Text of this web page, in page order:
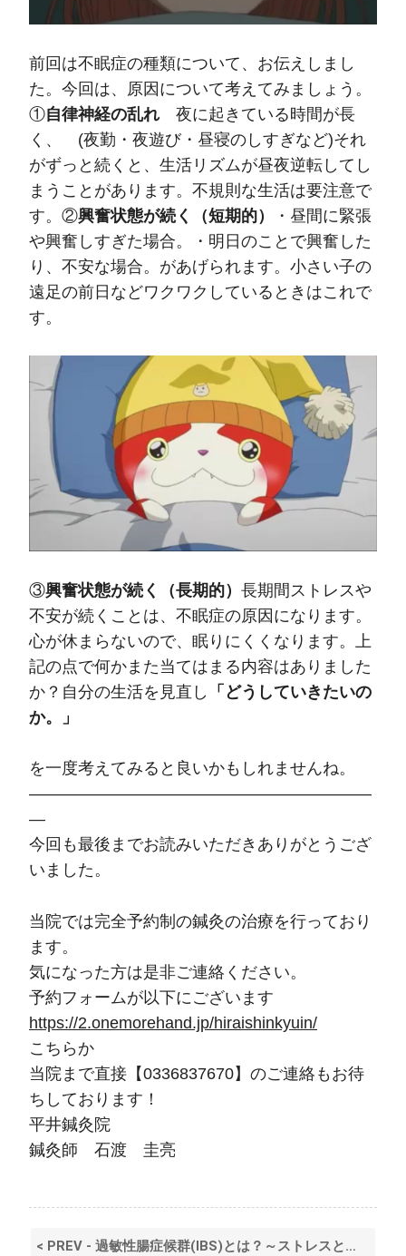
前回は不眠症の種類について、お伝えしまし
た。今回は、原因について考えてみましょう。
①自律神経の乱れ 夜に起きている時間が長
く、 (夜勤・夜遊び・昼寝のしすぎなど)それ
がずっと続くと、生活リズムが昼夜逆転してし
まうことがあります。不規則な生活は要注意で
す。②興奮状態が続く（短期的）
・昼間に緊張
や興奮しすぎた場合。・明日のことで興奮した
り、不安な場合。があげられます。小さい子の
遠足の前日などワクワクしているときはこれで
す。
③興奮状態が続く（長期的） 長期間ストレスや
不安が続くことは、不眠症の原因になります。
心が休まらないので、眠りにくくなります。上
記の点で何かまた当てはまる内容はありました
か？自分の生活を見直し
「どうしていきたいの
か。」
を一度考えてみると良いかもしれませんね。
—————————————————————
—
今回も最後までお読みいただきありがとうござ
いました。
当院では完全予約制の鍼灸の治療を行っており
ます。
気になった方は是非ご連絡ください。
予約フォームが以下にございます
https://2.onemorehand.jp/hiraishinkyuin/
こちらか
当院まで直接【0336837670】のご連絡もお待
ちしております！
平井鍼灸院
鍼灸師 石渡 圭亮
< PREV - 過敏性腸症候群(IBS)とは？～ストレスと腸の関係～